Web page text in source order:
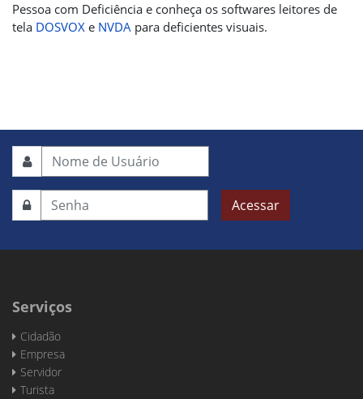
Pessoa com Deficiência e conheça os softwares leitores de
tela DOSVOX e NVDA para deficientes visuais.
Acessar
Serviços
Cidadão
Empresa
Servidor
Turista